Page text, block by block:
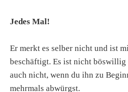
Jedes Mal!
Er merkt es selber nicht und ist
beschäftigt. Es ist nicht
auch nicht, wenn du ihn zu
mehrmals abwürgst.